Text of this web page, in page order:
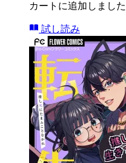
カートに追加しました
試し読み